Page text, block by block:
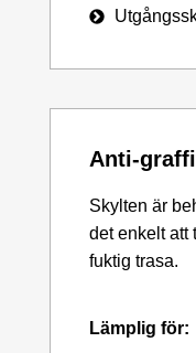
Anti-
Skylten är
det enkelt att
fuktig trasa.
Lämplig för: